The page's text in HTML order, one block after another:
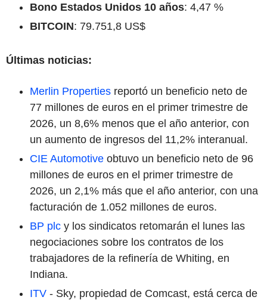
Bono Estados Unidos 10 años: 4,47 %
BITCOIN: 79.751,8 US$
Últimas noticias:
Merlin Properties reportó un beneficio neto de
77 millones de euros en el primer trimestre de
2026, un 8,6% menos que el año anterior, con
un aumento de ingresos del 11,2% interanual.
CIE Automotive obtuvo un beneficio neto de 96
millones de euros en el primer trimestre de
2026, un 2,1% más que el año anterior, con una
facturación de 1.052 millones de euros.
BP plc y los sindicatos retomarán el lunes las
negociaciones sobre los contratos de los
trabajadores de la refinería de Whiting, en
Indiana.
ITV - Sky, propiedad de Comcast, está cerca de